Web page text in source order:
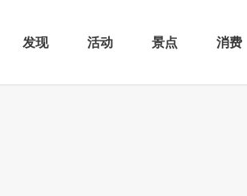
发现
活动 景点 消费